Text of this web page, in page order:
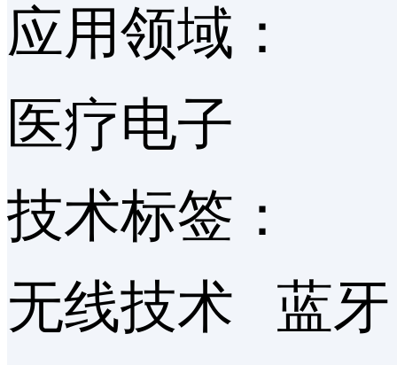
应用领域：
医疗电子
技术标签：
无线技术 蓝